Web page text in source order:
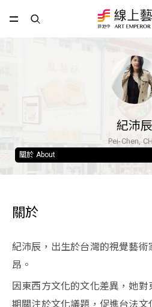
紀沛辰
Pei-Chen,
關於 About
關於
紀沛辰，出生於台灣的視覺藝
昂。
因東西方文化的文化差異，她
期關注於文化議題，促進台法